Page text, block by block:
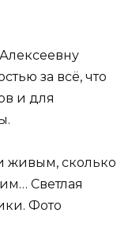
за всё, что
и для
живым, сколько
Светлая
Фото